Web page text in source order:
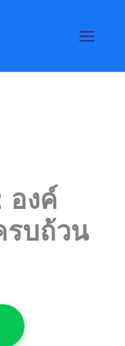
องค์
บถ้วน